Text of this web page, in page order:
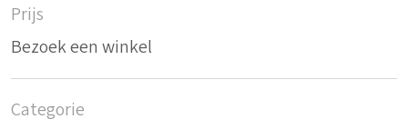
Prijs
Bezoek een winkel
Categorie